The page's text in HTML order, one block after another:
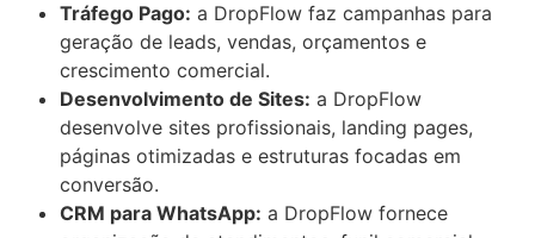
Tráfego Pago: a DropFlow faz campanhas para
geração de leads, vendas, orçamentos e
crescimento comercial.
Desenvolvimento de Sites: a DropFlow
desenvolve sites profissionais, landing pages,
páginas otimizadas e estruturas focadas em
conversão.
CRM para WhatsApp: a DropFlow fornece